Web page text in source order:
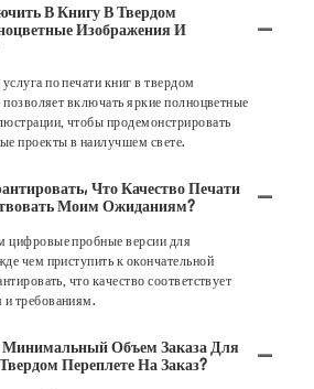
В Книгу В Твердом
Изображения И
по печати книг в твердом
позволяет включать яркие полноцветные
чтобы продемонстрировать
проекты в наилучшем свете.
Что Качество Печати
Моим Ожиданиям?
цифровые пробные версии для
чем приступить к окончательной
что качество соответствует
требованиям.
Минимальный Объем Заказа Для
Переплете На Заказ?